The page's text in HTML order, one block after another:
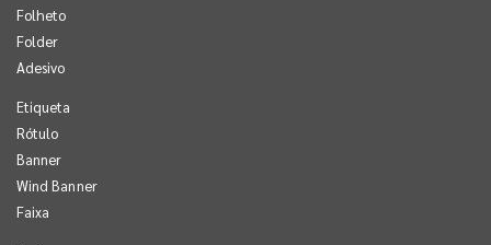
Folheto
Folder
Adesivo
Etiqueta
Rótulo
Banner
Wind Banner
Faixa